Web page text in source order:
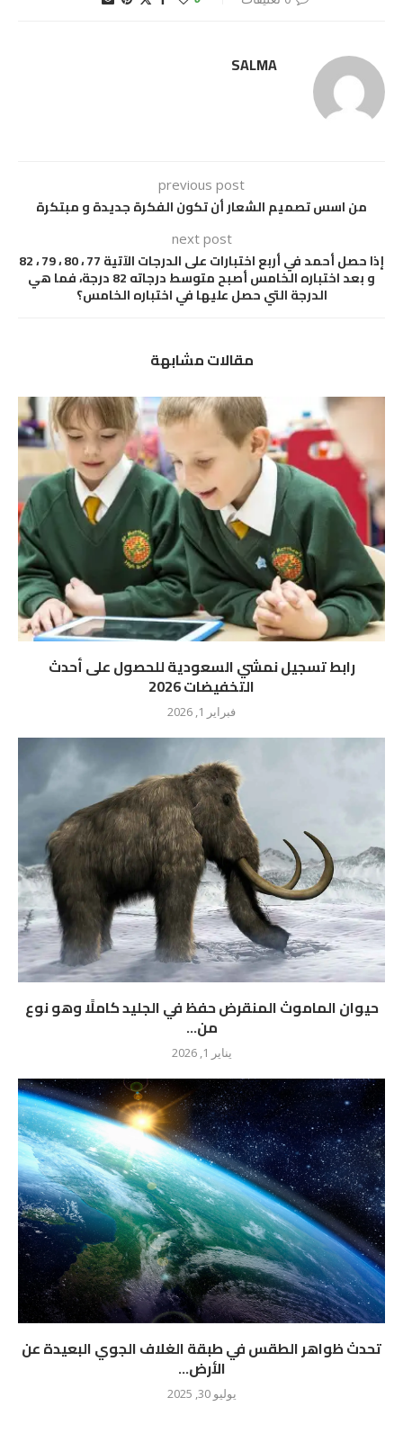
SALMA
previous post
من اسس تصميم الشعار أن تكون الفكرة جديدة و مبتكرة
next post
إذا حصل أحمد في أربع اختبارات على الدرجات الآتية 77 ، 80 ، 79 ، 82
و بعد اختباره الخامس أصبح متوسط درجاته 82 درجة، فما هي
الدرجة التي حصل عليها في اختباره الخامس؟
مقالات مشابهة
رابط تسجيل نمشي السعودية للحصول على أحدث
التخفيضات 2026
فبراير 1, 2026
حيوان الماموث المنقرض حفظ في الجليد كاملًا وهو نوع
من...
يناير 1, 2026
تحدث ظواهر الطقس في طبقة الغلاف الجوي البعيدة عن
الأرض...
يوليو 30, 2025